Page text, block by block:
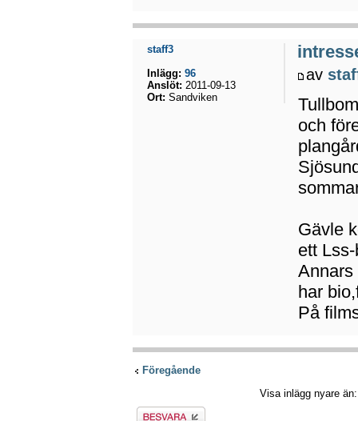
av
och
Gävle
ett
Annars
har
På
staff3
Inlägg: 96
Anslöt: 2011-09-13
Ort: Sandviken
Föregående
Visa inlägg nyare
Besvara